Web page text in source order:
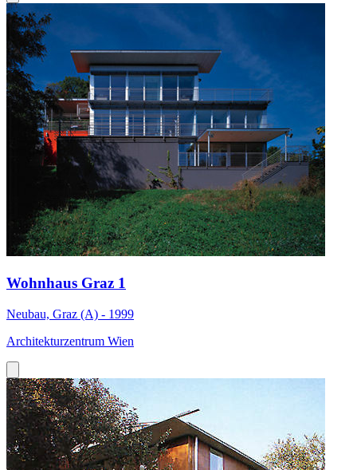
Wohnhaus Graz 1
Neubau, Graz (A) - 1999
Architekturzentrum Wien